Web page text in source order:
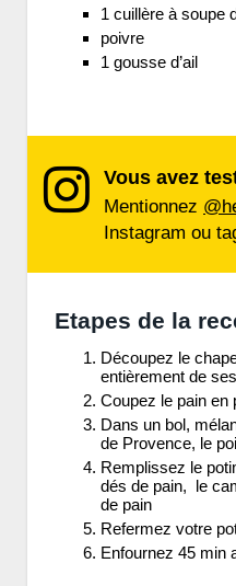
1 cuillère à soupe
poivre
1 gousse d’ail
Vous avez
Mentionnez
Instagram ou
Etapes de la
Découpez le
entièrement de
Coupez le pain en
Dans un bol,
de Provence, le
Remplissez le
dés de pain, le
de pain
Refermez votre
Enfournez 45 min